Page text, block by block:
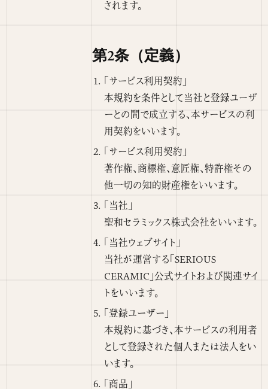
されます。
第2条（定義）
「サービス利用契約」
本規約を条件として当社と登録ユーザ
ーとの間で成立する、本サービスの利
用契約をいいます。
「サービス利用契約」
著作権、商標権、意匠権、特許権その
他一切の知的財産権をいいます。
「当社」
聖和セラミックス株式会社をいいます。
「当社ウェブサイト」
当社が運営する「SERIOUS
CERAMIC」公式サイトおよび関連サイ
トをいいます。
「登録ユーザー」
本規約に基づき、本サービスの利用者
として登録された個人または法人をい
います。
「商品」